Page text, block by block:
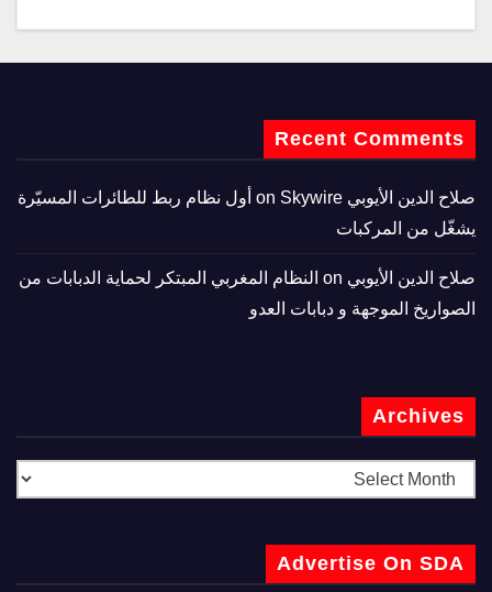
Recent Comments
صلاح الدين الأيوبي
Skywire أول نظام ربط للطائرات المسيّرة
يشغّل من المركبات
صلاح الدين الأيوبي
النظام المغربي المبتكر لحماية الدبابات من
الصواريخ الموجهة و دبابات العدو
Archives
Advertise On SDA